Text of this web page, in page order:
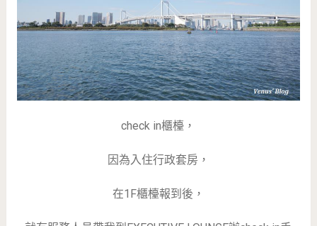
check in櫃檯，
因為入住行政套房，
在1F櫃檯報到後，